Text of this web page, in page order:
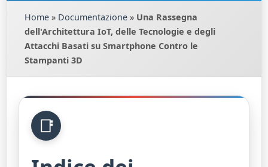
Home » Documentazione » Una Rassegna
dell'Architettura IoT, delle Tecnologie e degli
Attacchi Basati su Smartphone Contro le
Stampanti 3D